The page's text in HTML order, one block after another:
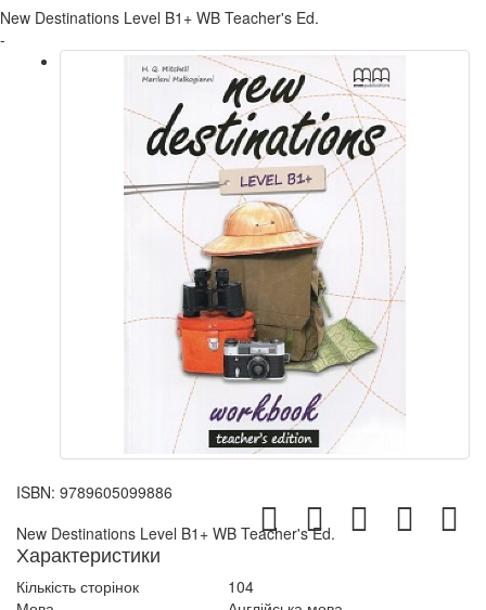
New Destinations Level B1+ WB Teacher's Ed.
-
ISBN: 9789605099886
New Destinations Level B1+ WB Teacher's Ed.
Характеристики
Кількість сторінок
104